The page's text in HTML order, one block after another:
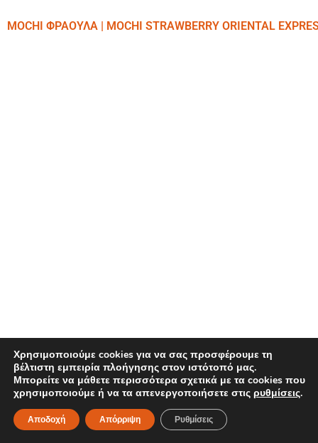
MOCHI ΦΡΑΟΥΛΑ | MOCHI STRAWBERRY ORIENTAL
Nissin Ramen Premium Shoyu Yuzu 92,7g | Στιγμιαία
Χρησιμοποιούμε cookies για να σας προσφέρουμε τη
βέλτιστη εμπειρία πλοήγησης στον ιστότοπό μας.
Μπορείτε να μάθετε περισσότερα σχετικά με τα cookies που
χρησιμοποιούμε ή να τα απενεργοποιήσετε στις ρυθμίσεις.
Αποδοχή Απόρριψη Ρυθμίσεις